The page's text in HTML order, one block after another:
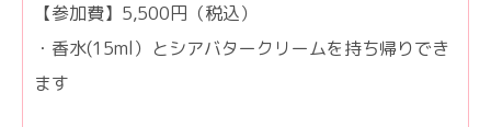
【参加費】5,500円（税込）
・香水(15ml）とシアバタークリームを持ち帰りでき
ます